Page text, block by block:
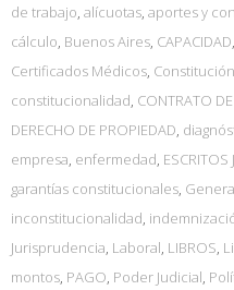
de trabajo, alícuotas, aportes y
cálculo, Buenos Aires, CAPACIDAD,
Certificados Médicos,
constitucionalidad, CONTRATO
DERECHO DE PROPIEDAD,
empresa, enfermedad, ESCRITOS
garantías constitucionales,
inconstitucionalidad,
Jurisprudencia, Laboral, LIBROS,
montos, PAGO, Poder Judicial,